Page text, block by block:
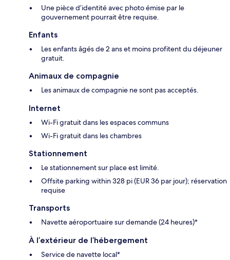
Une pièce d’identité avec photo émise par le
gouvernement pourrait être requise.
Enfants
Les enfants âgés de 2 ans et moins profitent du déjeuner
gratuit.
Animaux de compagnie
Les animaux de compagnie ne sont pas acceptés.
Internet
Wi-Fi gratuit dans les espaces communs
Wi-Fi gratuit dans les chambres
Stationnement
Le stationnement sur place est limité.
Offsite parking within 328 pi (EUR 36 par jour); réservation
requise
Transports
Navette aéroportuaire sur demande (24 heures)*
À l’extérieur de l’hébergement
Service de navette local*